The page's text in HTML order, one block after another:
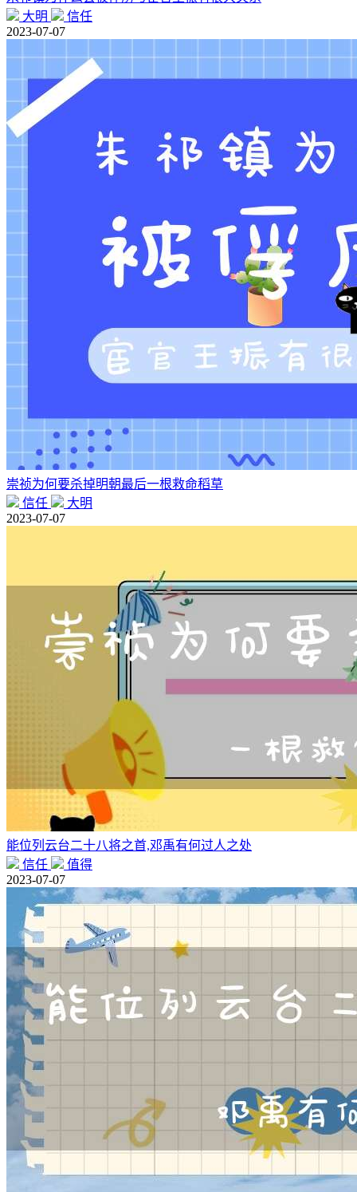
大明
信任
2023-07-07
崇祯为何要杀掉明朝最后一根救命稻草
信任
大明
2023-07-07
能位列云台二十八将之首,邓禹有何过人之处
信任
值得
2023-07-07